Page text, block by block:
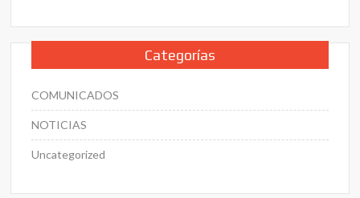
Categorías
COMUNICADOS
NOTICIAS
Uncategorized